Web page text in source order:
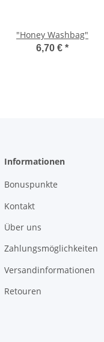
"Honey Washbag"
6,70 € *
Informationen
Bonuspunkte
Kontakt
Über uns
Zahlungsmöglichkeiten
Versandinformationen
Retouren